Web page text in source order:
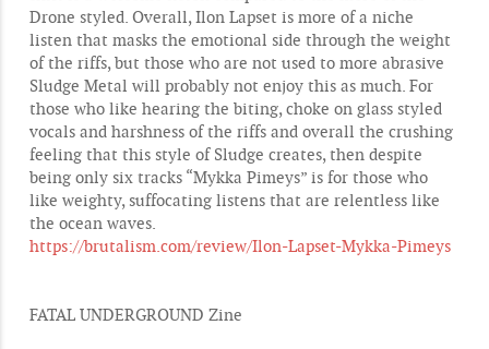
Drone styled. Overall, Ilon Lapset is more of a niche
listen that masks the emotional side through the weight
of the riffs, but those who are not used to more abrasive
Sludge Metal will probably not enjoy this as much. For
those who like hearing the biting, choke on glass styled
vocals and harshness of the riffs and overall the crushing
feeling that this style of Sludge creates, then despite
being only six tracks “Mykka Pimeys” is for those who
like weighty, suffocating listens that are relentless like
the ocean waves.
https://brutalism.com/review/Ilon-Lapset-Mykka-Pimeys
FATAL UNDERGROUND Zine